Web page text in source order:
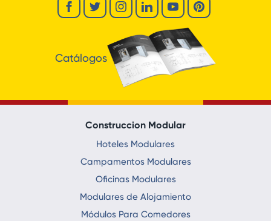
Catálogos
Construccion Modular
Hoteles Modulares
Campamentos Modulares
Oficinas Modulares
Modulares de Alojamiento
Módulos Para Comedores